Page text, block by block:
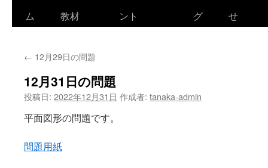
ム
教材
ント
グ
せ
← 12月29日の問題
12月31日の問題
投稿日: 2022年12月31日 作成者: tanaka-admin
平面図形の問題です。
問題用紙